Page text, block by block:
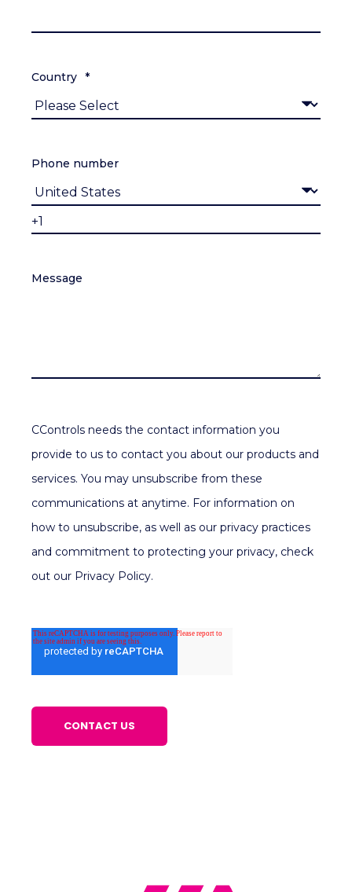
Country *
Phone number
Message
CControls needs the contact information you
provide to us to contact you about our products and
services. You may unsubscribe from these
communications at anytime. For information on
how to unsubscribe, as well as our privacy practices
and commitment to protecting your privacy, check
out our Privacy Policy.